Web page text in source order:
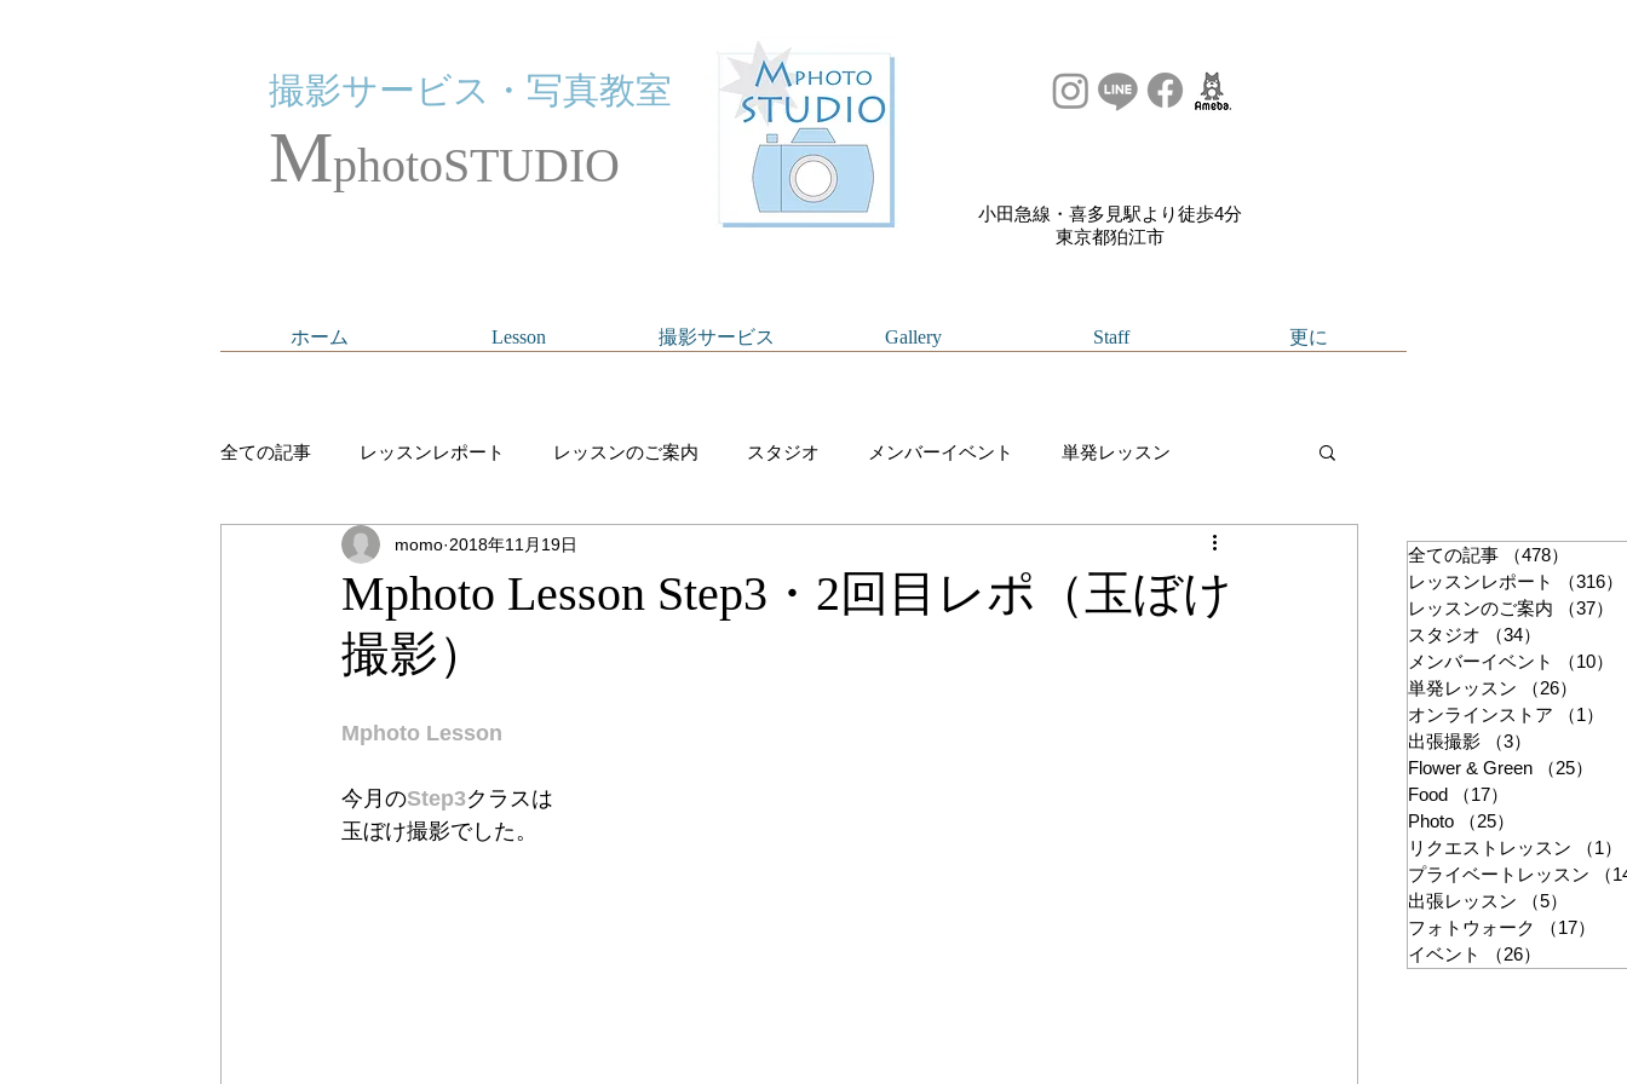
撮影サービス・ 写真教室
MphotoSTUDIO
小田急線・喜多見駅より徒歩4分
​東京都狛江市
ホーム Lesson 撮影サービス Gallery Staff 更に
全ての記事 レッスンレポート レッスンのご案内 スタジオ メンバーイベント 単発レッスン
オンラインストア 出張撮影
プライベートレッスン
Mphoto Lesson Step3・2回目レポ（玉ぼけ
撮影）
momo 2018年11月19日
Mphoto Lesson
今月のStep3クラスは
玉ぼけ撮影でした。
全ての記事 （478）
レッスンレポート
（316）
レッスンのご案内
（37）
スタジオ
（34）
メンバーイベント
（10）
単発レッスン
（26）
オンラインストア
（1）
出張撮影
（3）
Flower & Green
（25）
Food
（17）
Photo
（25）
リクエストレッスン
（1）
プライベートレッスン
（
出張レッスン
（5）
フォトウォーク
（17）
イベント
（26）